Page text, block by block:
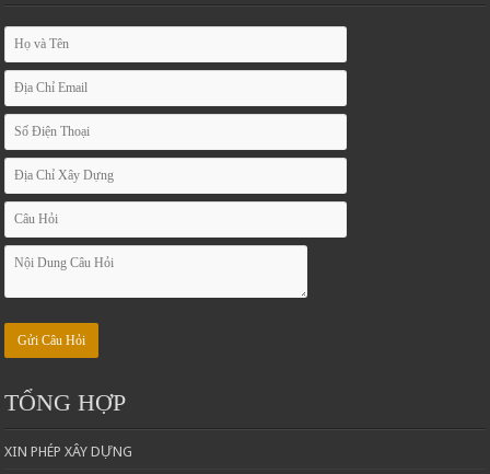
TỔNG HỢP
XIN PHÉP XÂY DỰNG